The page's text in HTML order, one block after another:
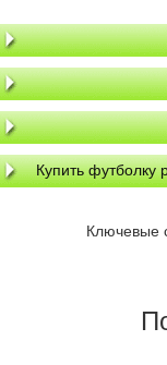
Купить футболку
Ключевые